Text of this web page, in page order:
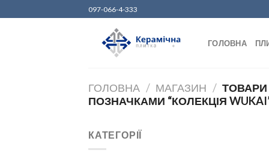
to
097-066-4-333
ГОЛОВНА
ГОЛОВНА / МАГАЗИН / ТОВАРИ
ПОЗНАЧКАМИ “КОЛЕКЦІЯ
КАТЕГОРІЇ